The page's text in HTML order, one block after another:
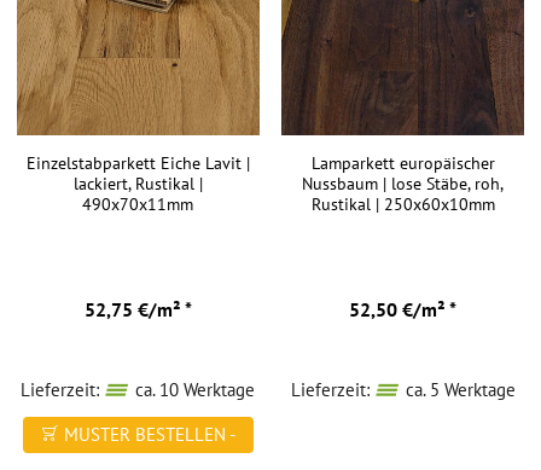
Einzelstabparkett Eiche Lavit |
lackiert, Rustikal |
490x70x11mm
52,75 €/m² *
Lieferzeit:
ca. 10 Werktage
MUSTER BESTELLEN -
Lamparkett europäischer
Nussbaum | lose Stäbe, roh,
Rustikal | 250x60x10mm
52,50 €/m² *
Lieferzeit: ca. 5 Werktage